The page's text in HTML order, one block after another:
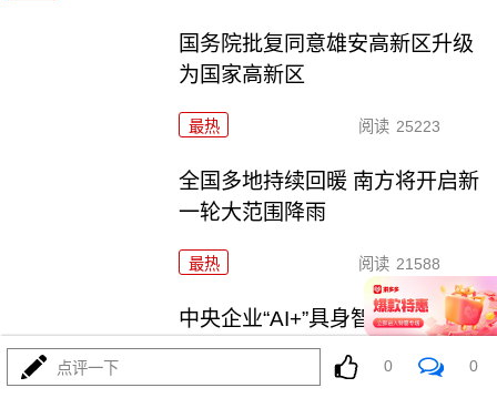
国务院批复同意雄安高新区升级
为国家高新区
最热 阅读 25223
全国多地持续回暖 南方将开启新
一轮大范围降雨
最热 阅读 21588
中央企业“AI+”具身智能产业共同
体成立
点评一下 0 0